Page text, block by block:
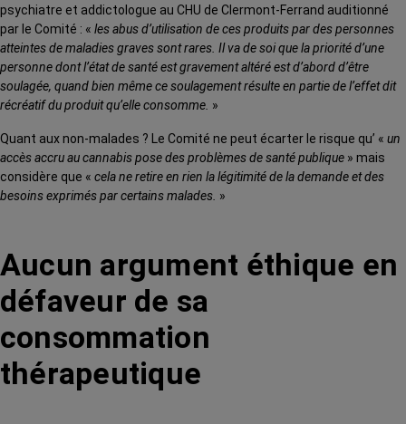
psychiatre et addictologue au CHU de Clermont-Ferrand auditionné
par le Comité : « les abus d’utilisation de ces produits par des personnes
atteintes de maladies graves sont rares. Il va de soi que la priorité d’une
personne dont l’état de santé est gravement altéré est d’abord d’être
soulagée, quand bien même ce soulagement résulte en partie de l’effet dit
récréatif du produit qu’elle consomme. »
Quant aux non-malades ? Le Comité ne peut écarter le risque qu’ « un
accès accru au cannabis pose des problèmes de santé publique » mais
considère que « cela ne retire en rien la légitimité de la demande et des
besoins exprimés par certains malades. »
Aucun argument éthique en
défaveur de sa
consommation
thérapeutique